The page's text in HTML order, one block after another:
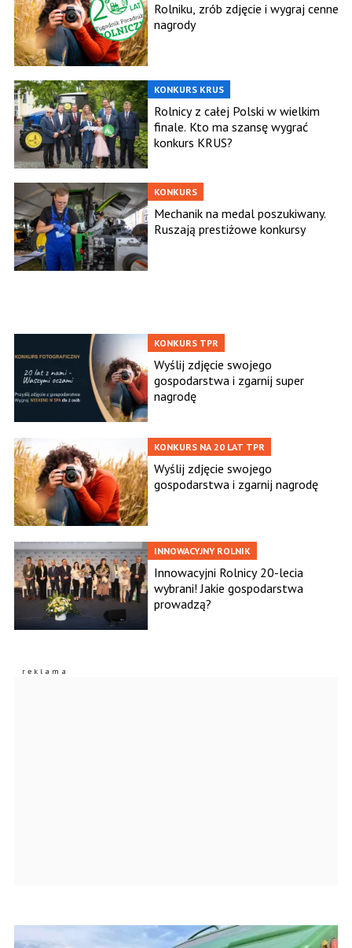
Rolniku, zrób zdjęcie i wygraj cenne
nagrody
KONKURS KRUS
Rolnicy z całej Polski w wielkim
finale. Kto ma szansę wygrać
konkurs KRUS?
KONKURS
Mechanik na medal poszukiwany.
Ruszają prestiżowe konkursy
KONKURS TPR
Wyślij zdjęcie swojego
gospodarstwa i zgarnij super
nagrodę
KONKURS NA 20 LAT TPR
Wyślij zdjęcie swojego
gospodarstwa i zgarnij nagrodę
INNOWACYJNY ROLNIK
Innowacyjni Rolnicy 20-lecia
wybrani! Jakie gospodarstwa
prowadzą?